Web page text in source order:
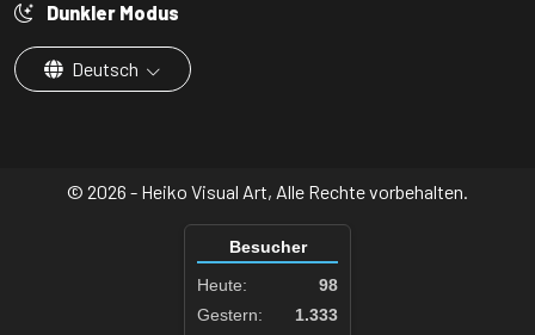
Dunkler Modus
Deutsch
© 2026 - Heiko Visual Art, Alle Rechte vorbehalten.
Besucher
Heute:
98
Gestern:
1.333